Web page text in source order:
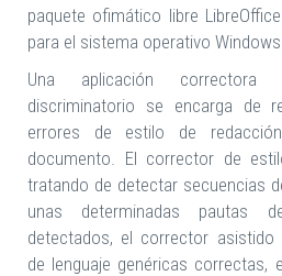
paquete ofimático libre
para el sistema operativo Windows.
Una aplicación
discriminatorio se encarga de
errores de estilo de
documento. El corrector de
tratando de detectar secuencias
unas determinadas pautas
detectados, el corrector asistido
de lenguaje genéricas correctas,